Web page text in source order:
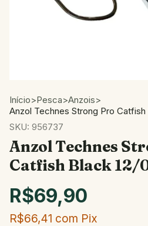
Início>Pesca>Anzois>
Anzol Technes Strong Pro Catfish
SKU: 956737
Anzol Technes
Catfish Black 12/
R$69,90
R$66,41 com Pix